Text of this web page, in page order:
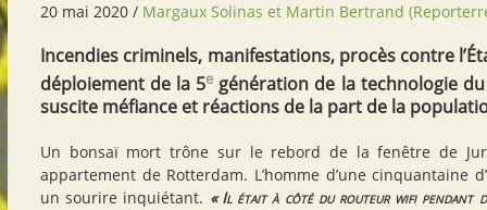
20 mai 2020 / Margaux Solinas et Martin Bertrand
Incendies criminels, manifestations, procès contre
déploiement de la 5e génération de la technologie
suscite méfiance et réactions de la part de la
Un bonsaï mort trône sur le rebord de la fenêtre de
appartement de Rotterdam. L’homme d’une cinquantaine
un sourire inquiétant. « Il était à côté du routeur wifi pendant